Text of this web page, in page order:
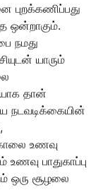
ஒன்றாகும்.
நமது
யாரும்
தான்
நடவடிக்கையின்
உணவு
பாதுகாப்பு
ஒரு சூழலை